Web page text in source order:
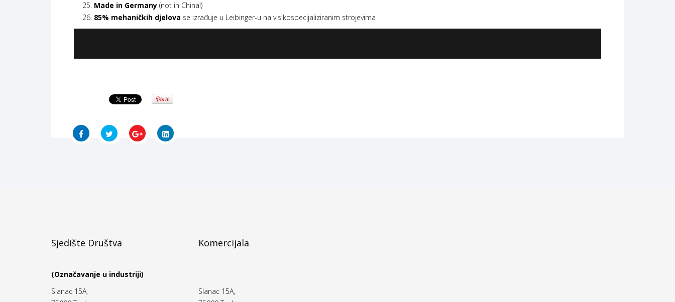
Made in Germany (not in China!)
85% mehaničkih djelova se izrađuje u Leibinger-u na visikospecijaliziranim strojevima
Sjedište Društva
(Označavanje u industriji)
Slanac 15A,
Komercijala
Slanac 15A,